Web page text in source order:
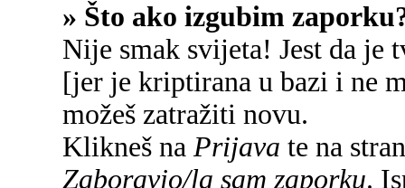
» Što ako izgubim
Nije smak svijeta! Jest da je
[jer je kriptirana u bazi i ne
možeš zatražiti novu.
Klikneš na Prijava te na
Zaboravio/la sam zaporku.